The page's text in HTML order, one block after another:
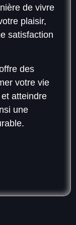
de vivre
plaisir,
satisfaction
des
votre vie
atteindre
une